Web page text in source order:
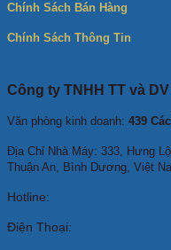
Chính Sách Bán Hàng
Chính Sách Thông Tin
Công ty TNHH TT và
Văn phòng kinh doanh: 439
Địa Chỉ Nhà Máy: 333, Hưng
Thuận An, Bình Dương, Việt
Hotline:
Điện Thoại: